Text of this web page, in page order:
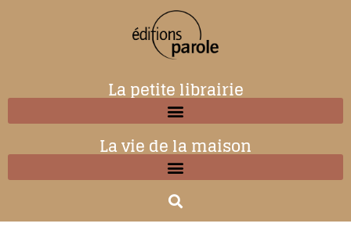
La petite librairie
La vie de la maison